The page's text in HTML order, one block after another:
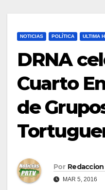
NOTICIAS POLÍTICA ULTIMA
DRNA
Cuarto
de
Por
MAR 5, 2016